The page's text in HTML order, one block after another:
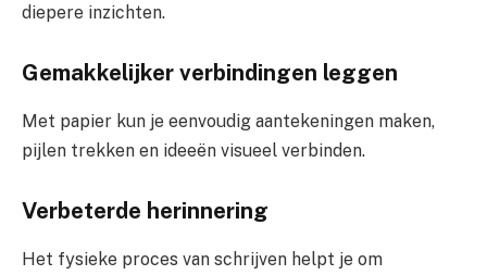
diepere inzichten.
Gemakkelijker verbindingen leggen
Met papier kun je eenvoudig aantekeningen maken,
pijlen trekken en ideeën visueel verbinden.
Verbeterde herinnering
Het fysieke proces van schrijven helpt je om